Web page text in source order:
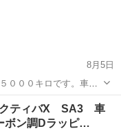
8月5日
０００キロです。車検
値引き交渉は受付しま
国の方や取引上信用の
トラック
クティバX SA3 車
ボン調Dラッピ…